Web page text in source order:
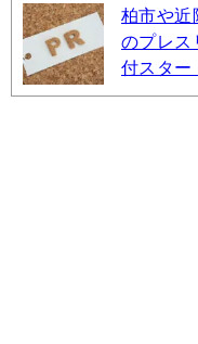
柏市や近
のプレス
付スター